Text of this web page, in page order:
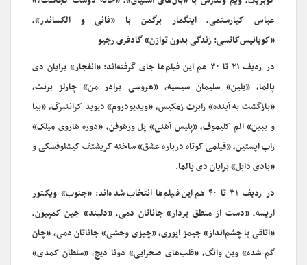
عباس کیارستمی، اینگمار برگمن با «فانی و الکساندر»،
«کویانیس‌کاتسی: زندگی بدون توازن» گادفری رجیو
در ردیف ۲۱ تا ۳۰ هم این فیلم‌ها جای گرفته‌اند: «انفجار» برایان دی
پالما، «یلین» سلیمان سیسیه، «عروسی برادر من» چارلز برنت،
«بازگشت به آینده» رابرت زمکیس، «ویدیودروم» دیوید کراننبرگ، «بیا
و ببین» الم کلیموف، «پلیس آهنی» پل ورهوفن، «دوره هاروی میلک»
راب اپستین، «فیلمی کوتاه درباره عشق» ساخته کریشتف کیشلوفسکی و
«بادی دابل» برایان دی پالما.
در ردیف ۳۱ تا ۴۰ هم این فیلم‌ها انتخاب شده‌اند: «جنوب» ویکتور
اریسه، «دست از منطق بردار» جاناتان دمی، «دلبند» جین کمپیون،
«اتاقی با چشم‌انداز» جیمز ایوری، «چیزی وحشی» جاناتان دمی، «چان
گم شده» وین وانگ، «قلب‌های صحرایی» دونا دیچ، «سلطان کمدی»